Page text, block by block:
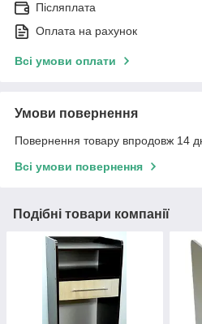
Післяплата
Оплата на рахунок
Всі умови оплати
Умови повернення
Повернення товару впродовж 14
Всі умови повернення
Подібні товари компанії